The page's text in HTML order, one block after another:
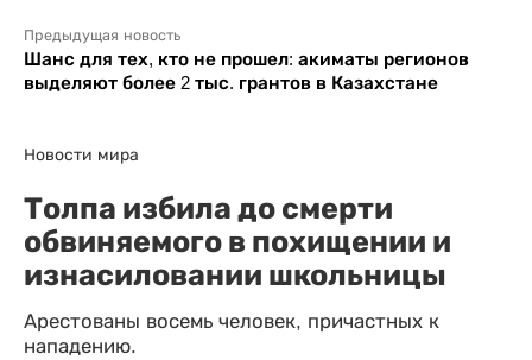
Предыдущая новость
Шанс для тех, кто не прошел: акиматы регионов
выделяют более 2 тыс. грантов в Казахстане
Новости мира
Толпа избила до смерти
обвиняемого в похищении и
изнасиловании школьницы
Арестованы восемь человек, причастных к
нападению.